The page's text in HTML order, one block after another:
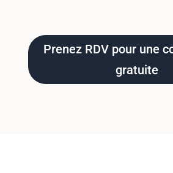
Prenez RDV pour une
gratuite